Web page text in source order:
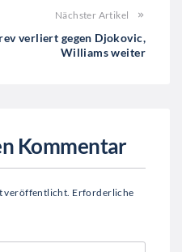
Nächster Artikel
verliert gegen Djokovic,
Williams weiter
Kommentar
veröffentlicht. Erforderliche